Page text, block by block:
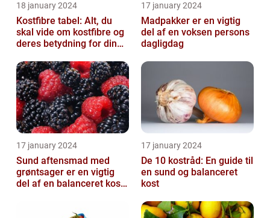
18 january 2024
Kostfibre tabel: Alt, du
skal vide om kostfibre og
deres betydning for din
17 january 2024
Madpakker er en vigtig
del af en voksen persons
dagligdag
17 january 2024
Sund aftensmad med
grøntsager er en vigtig
del af en balanceret kost,
17 january 2024
De 10 kostråd: En guide til
en sund og balanceret
kost